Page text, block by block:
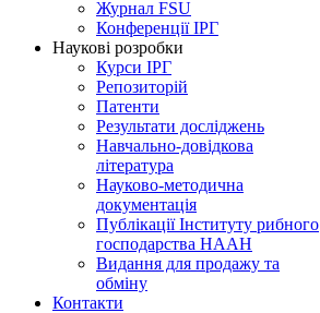
Журнал FSU
Конференції ІРГ
Наукові розробки
Курси ІРГ
Репозиторій
Патенти
Результати досліджень
Навчально-довідкова
література
Науково-методична
документація
Публікації Інституту рибного
господарства НААН
Видання для продажу та
обміну
Контакти